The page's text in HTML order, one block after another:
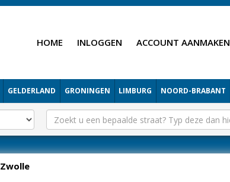
HOME INLOGGEN ACCOUNT AANMAKEN
GELDERLAND GRONINGEN LIMBURG NOORD-BRABANT
Zwolle